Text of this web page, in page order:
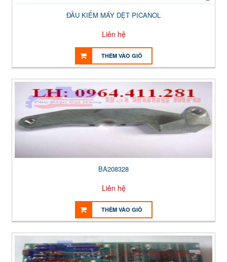
ĐẦU KIẾM MÁY DỆT PICANOL
Liên hệ
THÊM VÀO GIỎ
BA208328
Liên hệ
THÊM VÀO GIỎ